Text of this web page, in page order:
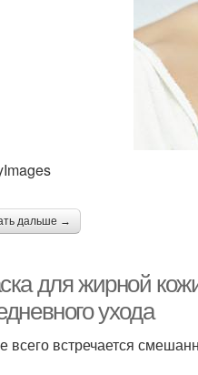
дальше →
для жирной
ухода
всего встречается